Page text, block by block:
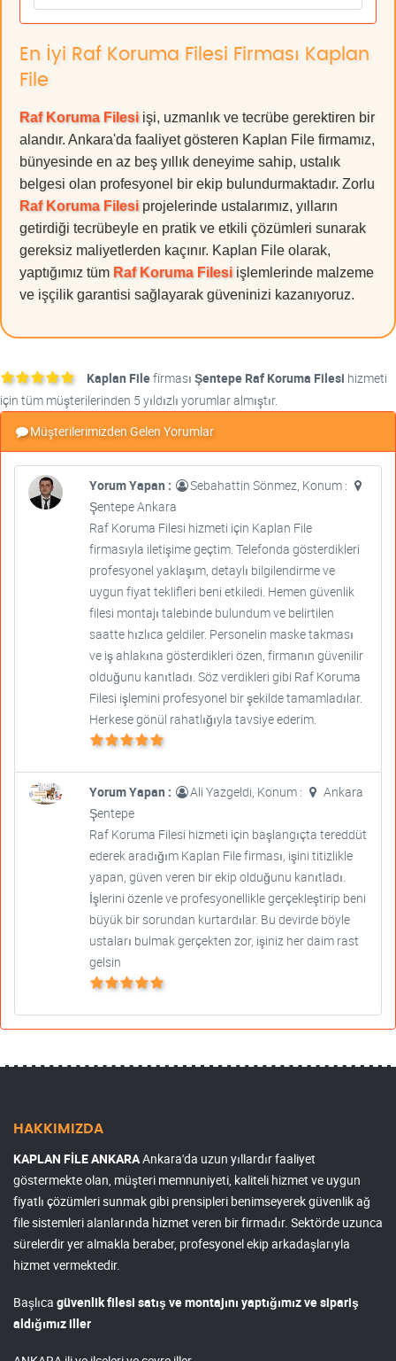
En İyi Raf Koruma Filesi Firması Kaplan
File
Raf Koruma Filesi işi, uzmanlık ve tecrübe gerektiren bir
alandır. Ankara'da faaliyet gösteren Kaplan File firmamız,
bünyesinde en az beş yıllık deneyime sahip, ustalık
belgesi olan profesyonel bir ekip bulundurmaktadır. Zorlu
Raf Koruma Filesi projelerinde ustalarımız, yılların
getirdiği tecrübeyle en pratik ve etkili çözümleri sunarak
gereksiz maliyetlerden kaçınır. Kaplan File olarak,
yaptığımız tüm Raf Koruma Filesi işlemlerinde malzeme
ve işçilik garantisi sağlayarak güveninizi kazanıyoruz.
Kaplan Filefirması Şentepe Raf Koruma Filesi hizmeti
için tüm müşterilerinden 5 yıldızlı yorumlar almıştır.
Müşterilerimizden Gelen Yorumlar
Yorum Yapan :
Sebahattin Sönmez, Konum :
Şentepe Ankara
Raf Koruma Filesi hizmeti için Kaplan File
firmasıyla iletişime geçtim. Telefonda gösterdikleri
profesyonel yaklaşım, detaylı bilgilendirme ve
uygun fiyat teklifleri beni etkiledi. Hemen güvenlik
filesi montajı talebinde bulundum ve belirtilen
saatte hızlıca geldiler. Personelin maske takması
ve iş ahlakına gösterdikleri özen, firmanın güvenilir
olduğunu kanıtladı. Söz verdikleri gibi Raf Koruma
Filesi işlemini profesyonel bir şekilde tamamladılar.
Herkese gönül rahatlığıyla tavsiye ederim.
Yorum Yapan : Ali Yazgeldi, Konum :
Ankara
Şentepe
Raf Koruma Filesi hizmeti için başlangıçta tereddüt
ederek aradığım Kaplan File firması, işini titizlikle
yapan, güven veren bir ekip olduğunu kanıtladı.
İşlerini özenle ve profesyonellikle gerçekleştirip beni
büyük bir sorundan kurtardılar. Bu devirde böyle
ustaları bulmak gerçekten zor, işiniz her daim rast
gelsin
HAKKIMIZDA
KAPLAN FİLE ANKARAAnkara'da uzun yıllardır faaliyet
göstermekte olan, müşteri memnuniyeti, kaliteli hizmet ve uygun
fiyatlı çözümleri sunmak gibi prensipleri benimseyerek güvenlik ağ
file sistemleri alanlarında hizmet veren bir firmadır. Sektörde uzunca
sürelerdir yer almakla beraber, profesyonel ekip arkadaşlarıyla
hizmet vermektedir.
Başlıca güvenlik filesi satış ve montajını yaptığımız ve sipariş
aldığımız iller